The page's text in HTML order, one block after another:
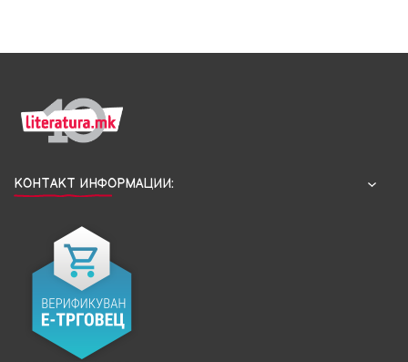
КОНТАКТ ИНФОРМАЦИИ: